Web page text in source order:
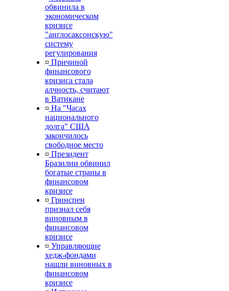
обвинила в
экономическом
кризисе
"англосаксонскую"
систему
регулирования
¤ Причиной
финансового
кризиса стала
алчность, считают
в Ватикане
¤ На "Часах
национального
долга" США
закончилось
свободное место
¤ Президент
Бразилии обвинил
богатые страны в
финансовом
кризисе
¤ Гринспен
признал себя
виновным в
финансовом
кризисе
¤ Управляющие
хедж-фондами
нашли виновных в
финансовом
кризисе